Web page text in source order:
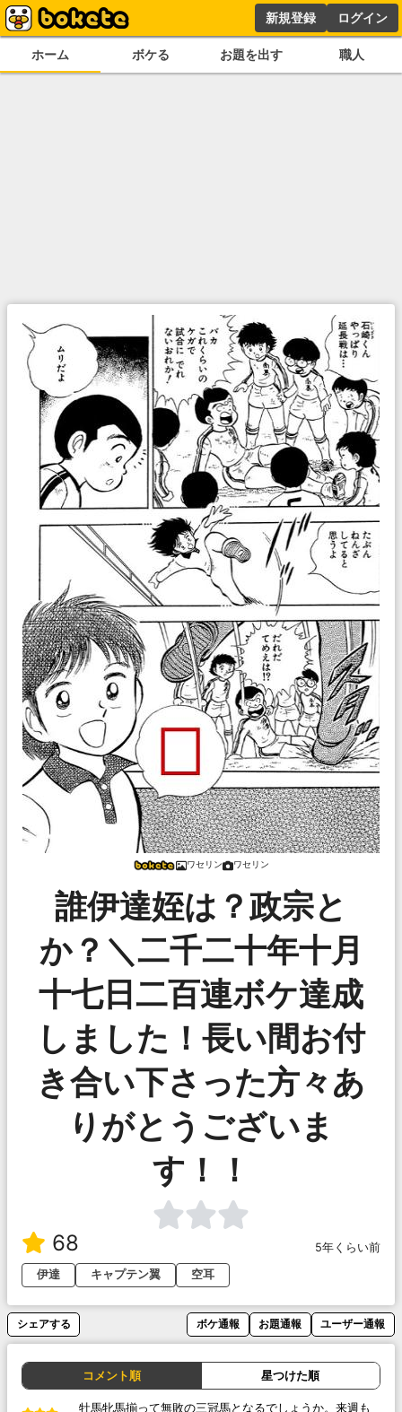
新規登録 ログイン
ホーム ボケる お題を出す 職人
ワセリン ワセリン
誰伊達姪は？政宗と
か？＼二千二十年十月
十七日二百連ボケ達成
しました！長い間お付
き合い下さった方々あ
りがとうございま
す！！
68
5年くらい前
伊達
キャプテン翼 空耳
シェアする ボケ通報 お題通報 ユーザー通報
コメント順 星つけた順
牡馬牝馬揃って無敗の三冠馬となるでしょうか。来週も